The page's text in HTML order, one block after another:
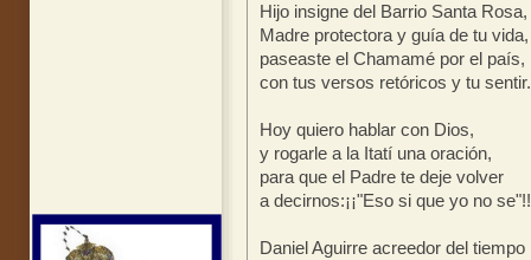
Hijo insigne del Barrio Santa Rosa,
Madre protectora y guía de tu vida,
paseaste el Chamamé por el país,
con tus versos retóricos y tu sentir.
Hoy quiero hablar con Dios,
y rogarle a la Itatí una oración,
para que el Padre te deje volver
a decirnos:¡¡"Eso si que yo no
Daniel Aguirre acreedor del tiempo